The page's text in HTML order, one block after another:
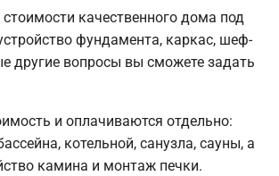
качественного дома под
фундамента, каркас, шеф-
другие вопросы вы сможете задать
и оплачиваются отдельно:
котельной, санузла, сауны, а
камина и монтаж печки.